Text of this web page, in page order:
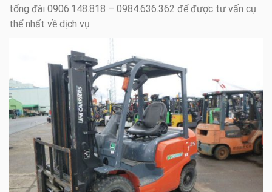
tổng đài 0906.148.818 – 0984.636.362 để được tư vấn cụ
thể nhất về dịch vụ